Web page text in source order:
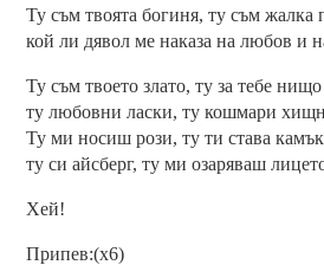
Ту съм твоята богиня, ту съм жалка
кой ли дявол ме наказа на любов и
Ту съм твоето злато, ту за тебе
ту любовни ласки, ту кошмари
Ту ми носиш рози, ту ти става
ту си айсберг, ту ми озаряваш
Хей!
Припев:(x6)